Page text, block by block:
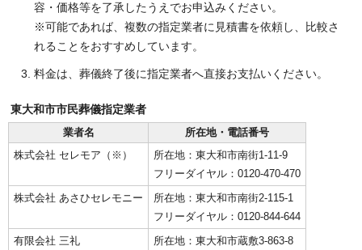
容・価格等を了承したうえでお申込みください。
※可能であれば、複数の指定業者に見積書を依頼し、比較さ
れることをおすすめしています。
料金は、葬儀終了後に指定業者へ直接お支払いください。
東大和市市民葬儀指定業者
業者名
所在地・電話番号
株式会社 セレモア（※）
所在地：東大和市南街1-11-9
フリーダイヤル：0120-470-470
株式会社 あさひセレモニー
所在地：東大和市南街2-115-1
フリーダイヤル：0120-844-644
有限会社 三礼
所在地：東大和市蔵敷3-863-8